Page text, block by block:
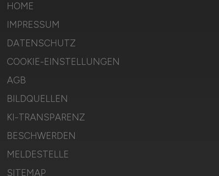
HOME
IMPRESSUM
DATENSCHUTZ
COOKIE-EINSTELLUNGEN
AGB
BILDQUELLEN
KI-TRANSPARENZ
BESCHWERDEN
MELDESTELLE
SITEMAP